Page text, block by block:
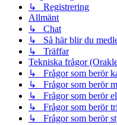
↳ Registrering
Allmänt
↳ Chat
↳ Så här blir du
↳ Träffar
Tekniska frågor
↳ Frågor som berör
↳ Frågor som berör
↳ Frågor som berör
↳ Frågor som berör
↳ Frågor som berör